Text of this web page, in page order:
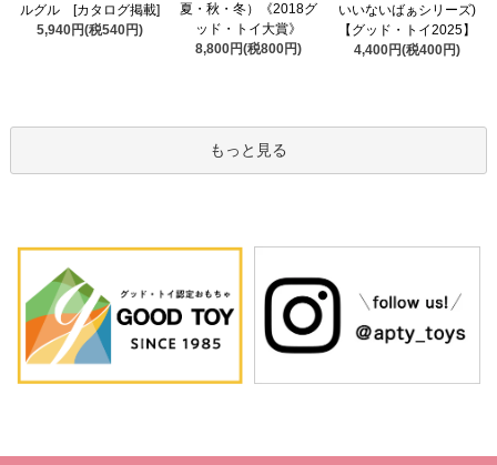
ルグル [カタログ掲載]
5,940円(税540円)
夏・秋・冬）《2018グ
ッド・トイ大賞》
8,800円(税800円)
いいないばぁシリーズ)
【グッド・トイ2025】
4,400円(税400円)
もっと見る